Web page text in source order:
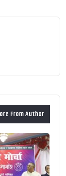
From Author